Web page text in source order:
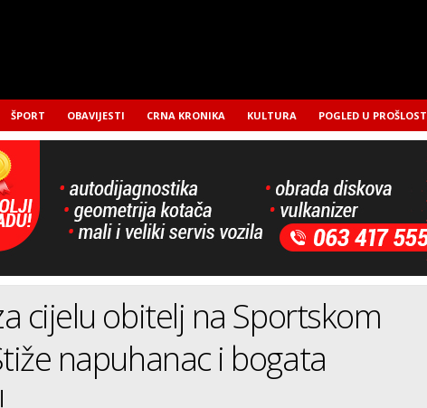
ŠPORT OBAVIJESTI CRNA KRONIKA KULTURA POGLED U PROŠLOST
cijelu obitelj na Sportskom
napuhanac i bogata